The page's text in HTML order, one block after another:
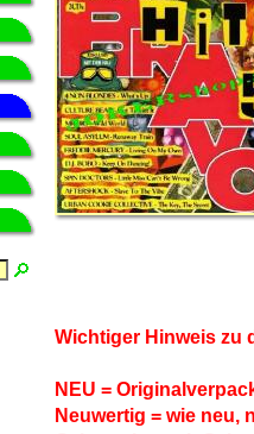
Wichtiger Hinweis zu
NEU =
Neuwertig = wie neu,